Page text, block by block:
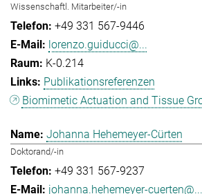
Wissenschaftl. Mitarbeiter/-in
+49 331 567-9446
lorenzo.guiducci@...
K-0.214
Publikationsreferenzen
Biomimetic Actuation and Tissue
Johanna Hehemeyer-Cürten
Doktorand/-in
+49 331 567-9237
johanna.hehemeyer-cuerten@...